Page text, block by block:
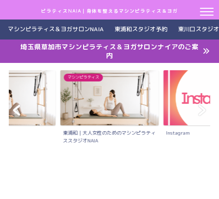
ピラティスNAIA｜身体を整えるマシンピラティス＆ヨガ
マシンピラティス＆ヨガサロンNAIA 東浦和スタジオ予約 東川口スタジ
埼玉県草加市マシンピラティス＆ヨガサロンナイアのご案
内
マシンピラティス
東浦和｜大人女性のためのマシンピラティ
ススタジオNAIA
Instagram